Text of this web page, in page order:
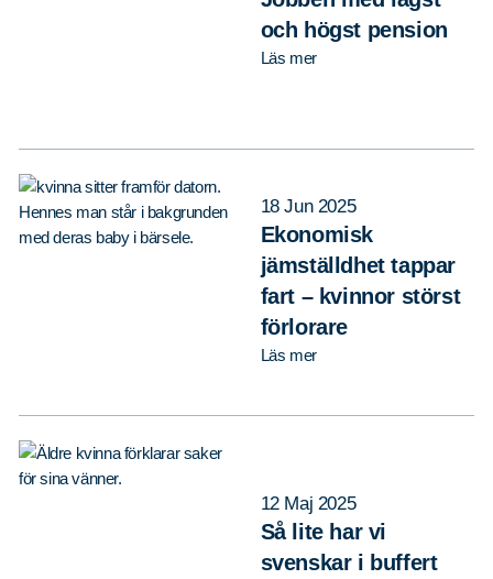
och högst pension
Läs mer
18 Jun 2025
Ekonomisk
jämställdhet tappar
fart – kvinnor störst
förlorare
Läs mer
12 Maj 2025
Så lite har vi
svenskar i buffert